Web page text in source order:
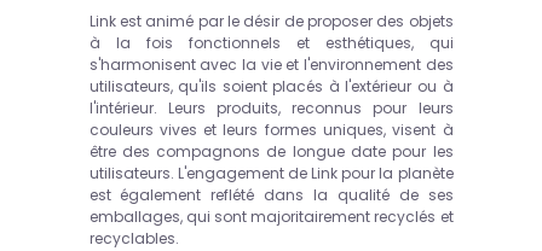
Link est animé par le désir de proposer des objets
à la fois fonctionnels et esthétiques, qui
s'harmonisent avec la vie et l'environnement des
utilisateurs, qu'ils soient placés à l'extérieur ou à
l'intérieur. Leurs produits, reconnus pour leurs
couleurs vives et leurs formes uniques, visent à
être des compagnons de longue date pour les
utilisateurs. L'engagement de Link pour la planète
est également reflété dans la qualité de ses
emballages, qui sont majoritairement recyclés et
recyclables.